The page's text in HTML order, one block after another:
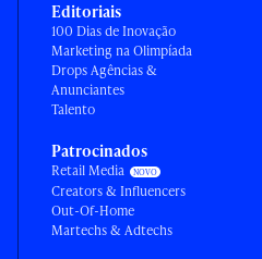
Editoriais
100 Dias de Inovação
Marketing na Olimpíada
Drops Agências &
Anunciantes
Talento
Patrocinados
Retail Media
Creators & Influencers
Out-Of-Home
Martechs & Adtechs